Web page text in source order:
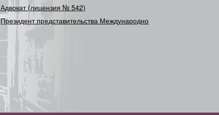
Адвокат (лицензия № 542)
Президент представительства Международного